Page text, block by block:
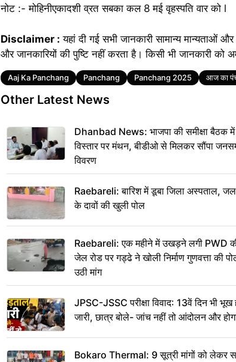
नोट :- मोहिनीएकादशी व्रत सबका कल 8 मई वृहस्पति वार को l
Disclaimer : यहां दी गई सभी जानकारी सामान्य मान्यताओं
और जानकारियों की पुष्टि नहीं करता है। किसी भी जानकारी
Tags
Aaj Ka Panchang Panchang Panchang 2025 आज का
Other Latest News
Dhanbad News: भाजपा की समीक्षा बैठक
विस्तार पर मंथन, बीडीओ से मिलकर सौंपा
विवरण
Raebareli: बारिश में डूबा जिला अस्पताल, जल
के दावों की खुली पोल
Raebareli: एक महीने में उखड़ने लगी PWD
जेल रोड पर गड्ढे ने खोली निर्माण गुणवत्ता की
उठी मांग
JPSC-JSSC परीक्षा विवाद: 13वें दिन भी
जारी, छात्र बोले- जांच नहीं तो आंदोलन और
Bokaro Thermal: 9 सूत्री मांगों को लेकर